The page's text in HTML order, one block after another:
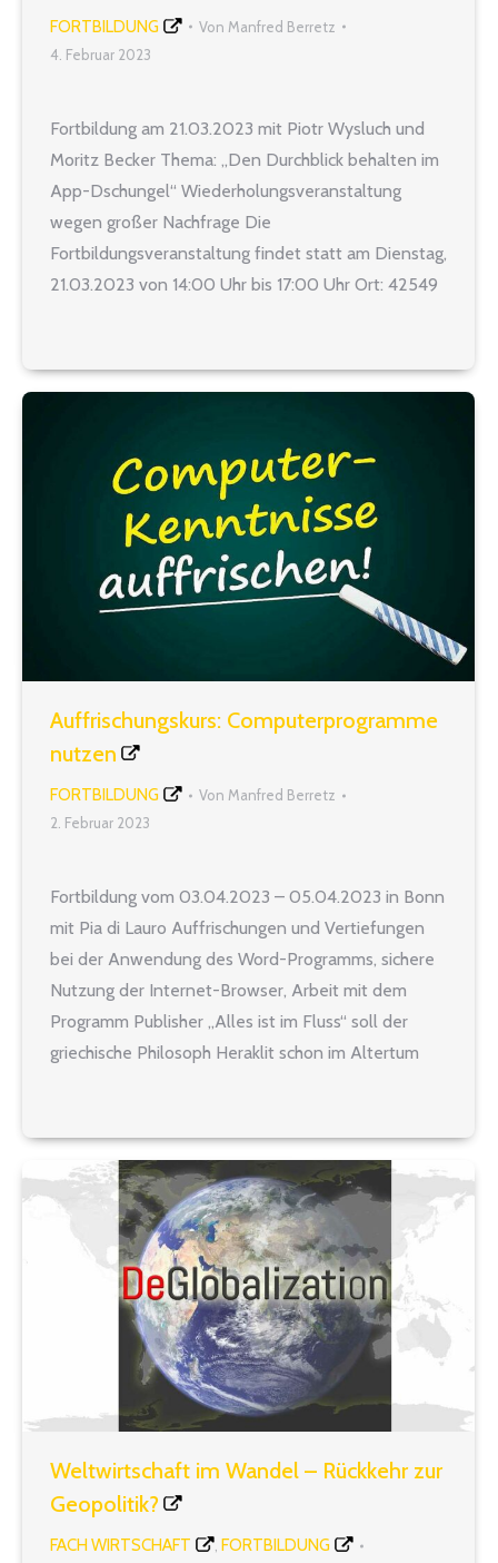
FORTBILDUNG Von Manfred Berretz
4. Februar 2023
Fortbildung am 21.03.2023 mit Piotr Wysluch und
Moritz Becker Thema: „Den Durchblick behalten im
App-Dschungel“ Wiederholungsveranstaltung
wegen großer Nachfrage Die
Fortbildungsveranstaltung findet statt am Dienstag,
21.03.2023 von 14:00 Uhr bis 17:00 Uhr Ort: 42549
0321 Inhalt des Seminars: In dieser Veranstaltung
Auffrischungskurs: Computerprogramme
nutzen
FORTBILDUNG Von Manfred Berretz
2. Februar 2023
Fortbildung vom 03.04.2023 – 05.04.2023 in Bonn
mit Pia di Lauro Auffrischungen und Vertiefungen
bei der Anwendung des Word-Programms, sichere
Nutzung der Internet-Browser, Arbeit mit dem
Programm Publisher „Alles ist im Fluss“ soll der
griechische Philosoph Heraklit schon im Altertum
Weltwirtschaft im Wandel – Rückkehr zur
Geopolitik?
FACH WIRTSCHAFT FORTBILDUNG